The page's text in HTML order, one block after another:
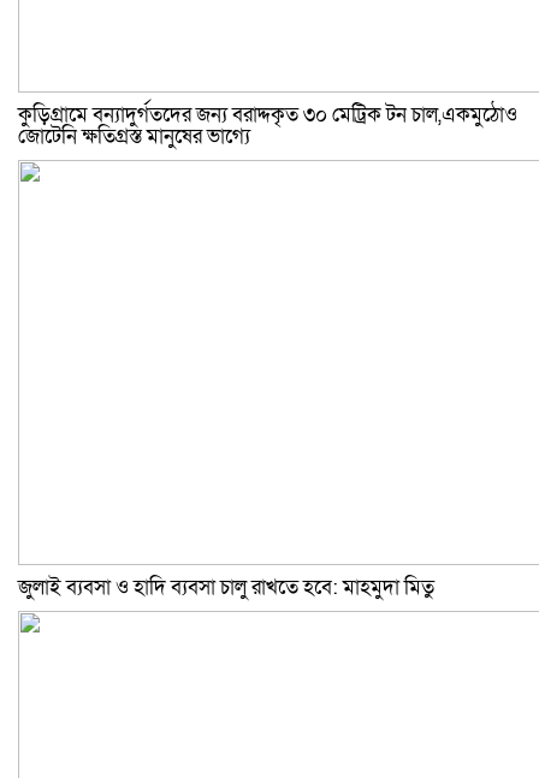
কুড়িগ্রামে বন্যাদুর্গতদের জন্য বরাদ্দকৃত ৩০ মেট্রিক টন চাল,একমুঠোও
জোটেনি ক্ষতিগ্রস্ত মানুষের ভাগ্যে
জুলাই ব্যবসা ও হাদি ব্যবসা চালু রাখতে হবে: মাহমুদা মিতু